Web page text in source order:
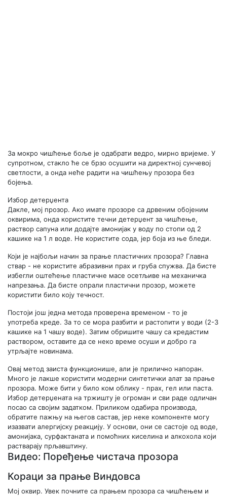
За мокро чишћење боље је одабрати ведро, мирно вријеме. У
супротном, стакло ће се брзо осушити на директној сунчевој
светлости, а онда неће радити на чишћењу прозора без
бојења.
Избор детерџента
Дакле, мој прозор. Ако имате прозоре са дрвеним обојеним
оквирима, онда користите течни детерџент за чишћење,
раствор сапуна или додајте амонијак у воду по стопи од 2
кашике на 1 л воде. Не користите сода, јер боја из ње бледи.
Који је најбољи начин за прање пластичних прозора? Главна
ствар - не користите абразивни прах и груба спужва. Да бисте
избегли оштећење пластичне масе осетљиве на механичка
напрезања. Да бисте опрали пластични прозор, можете
користити било коју течност.
Постоји још једна метода проверена временом - то је
употреба креде. За то се мора разбити и растопити у води (2-3
кашике на 1 чашу воде). Затим обришите чашу са кредастим
раствором, оставите да се неко време осуши и добро га
утрљајте новинама.
Овај метод заиста функционише, али је прилично напоран.
Много је лакше користити модерни синтетички алат за прање
прозора. Може бити у било ком облику - прах, гел или паста.
Избор детерџената на тржишту је огроман и сви раде одличан
посао са својим задатком. Приликом одабира производа,
обратите пажњу на његов састав, јер неке компоненте могу
изазвати алергијску реакцију. У основи, они се састоје од воде,
амонијака, сурфактаната и помоћних киселина и алкохола који
растварају прљавштину.
Видео: Поређење чистача прозора
Кораци за прање Виндовса
Мој оквир. Увек почните са прањем прозора са чишћењем и